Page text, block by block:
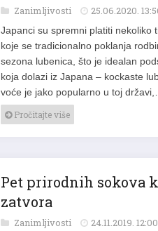
Zanimljivosti 25.06.2020.
Japanci su spremni platiti nekoliko
koje se tradicionalno poklanja
sezona lubenica, što je idealan
koja dolazi iz Japana – kockaste
voće je jako popularno u toj državi,…
Pročitajte više
Pet prirodnih sokova
zatvora
Zanimljivosti 24.11.2019.